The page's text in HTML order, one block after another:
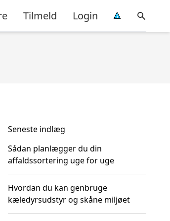
Tilmeld Login
Seneste indlæg
Sådan planlægger du din
affaldssortering uge for uge
Hvordan du kan genbruge
kæledyrsudstyr og skåne miljøet